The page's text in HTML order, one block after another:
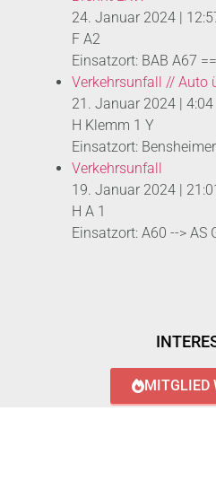
24. Januar 2024 |
F A2
Einsatzort: BAB A67
Verkehrsunfall // Auto
21. Januar 2024 | 4:04
H Klemm 1 Y
Einsatzort:
Verkehrsunfall
19. Januar 2024 |
H A 1
Einsatzort: A60 --> AS
MITGLIED